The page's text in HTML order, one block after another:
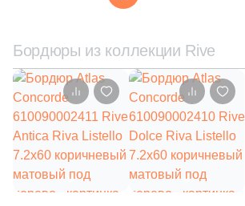
Кухонная тематика (2)
Линии (5)
Лофт (18)
Майолика ( 19)
Металл (162)
коричневая матовая
орнаментом
Бордюры из коллекции Rive